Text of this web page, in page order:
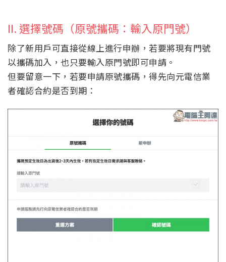
II. 選擇號碼（原號攜碼：輸入原門號）
除了新用戶可直接從線上進行申辦，若要將現有門號
以攜碼加入，也只要輸入原門號即可申請。
但要留意一下，若要申請原號攜碼，得先向元電信業
者確認合約是否到期：